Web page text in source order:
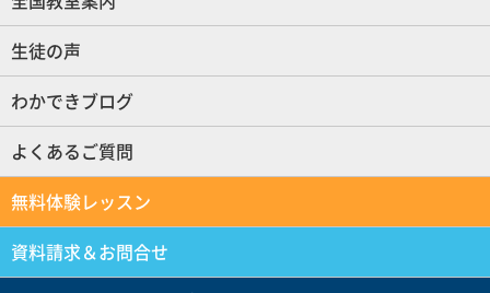
生徒の声
わかできブログ
よくあるご質問
無料体験レッスン
資料請求＆お問合せ